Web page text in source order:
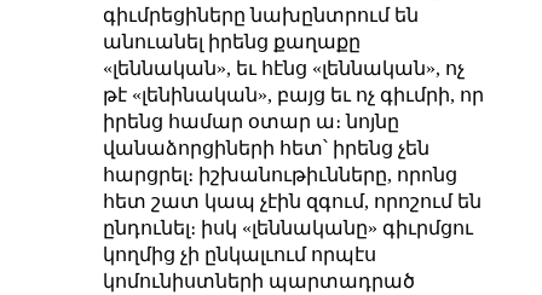
գիւմրեցիները նախընտրում են
անուանել իրենց քաղաքը
«լեննական», եւ հէնց «լեննական», ոչ
թէ «լենինական», բայց եւ ոչ գիւմրի, որ
իրենց համար օտար ա։ նոյնը
վանաձորցիների հետ՝ իրենց չեն
հարցրել։ իշխանութիւնները, որոնց
հետ շատ կապ չէին զգում, որոշում են
ընդունել։ իսկ «լեննականը» գիւրմցու
կողմից չի ընկալւում որպէս
կոմունիստների պարտադրած